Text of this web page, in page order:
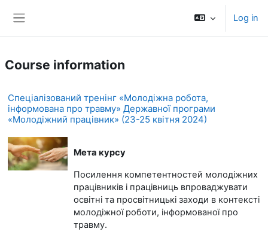
Log in
Course information
Спеціалізований тренінг «Молодіжна робота,
інформована про травму» Державної програми
«Молодіжний працівник» (23-25 квітня 2024)
Мета курсу
Посилення компетентностей молодіжних
працівників і працівниць впроваджувати
освітні та просвітницькі заходи в контексті
молодіжної роботи, інформованої про
травму.